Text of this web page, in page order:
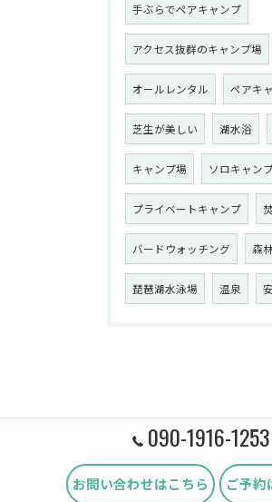
手ぶらでペアキャンプ
アクセス抜群のキャンプ場
オールレンタル ペアキ
芝生が美しい 湖水浴
キャンプ場 ソロキャン
プライベートキャンプ
バードウォッチング 森
琵琶湖水泳場 温泉
090-1916-1253
お問い合わせはこちら ご予約